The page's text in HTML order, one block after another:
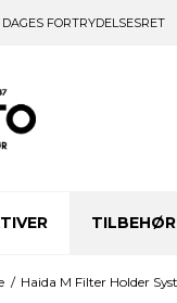
FORTRYDELSESRET
TILBEHØR
/ Haida M Filter Holder